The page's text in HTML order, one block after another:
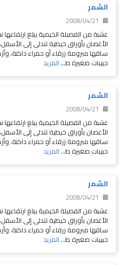
الشمر
2008/04/21
عشبة من الفصيلة الخيمية يبلغ ارتفاعها
الأغصان بأوراق خيطية تتدلى إلى
ساقها مبرومة زرقاء أو حمراء داكنة،
حبيبات صغيرة ط...المزيد
الشمر
2008/04/21
عشبة من الفصيلة الخيمية يبلغ ارتفاعها
الأغصان بأوراق خيطية تتدلى إلى
ساقها مبرومة زرقاء أو حمراء داكنة،
حبيبات صغيرة ط...المزيد
الشمر
2008/04/21
عشبة من الفصيلة الخيمية يبلغ ارتفاعها
الأغصان بأوراق خيطية تتدلى إلى
ساقها مبرومة زرقاء أو حمراء داكنة،
حبيبات صغيرة ط...المزيد